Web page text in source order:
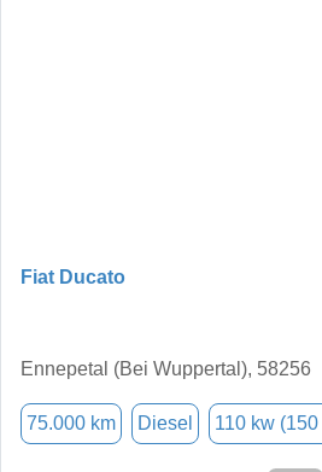
Fiat Ducato
Ennepetal (Bei Wuppertal), 58256
75.000 km Diesel 110 kw